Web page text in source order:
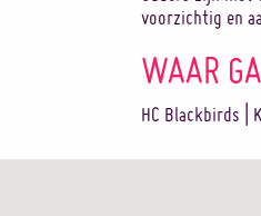
voorzichtig en
WAAR
HC Blackbirds |